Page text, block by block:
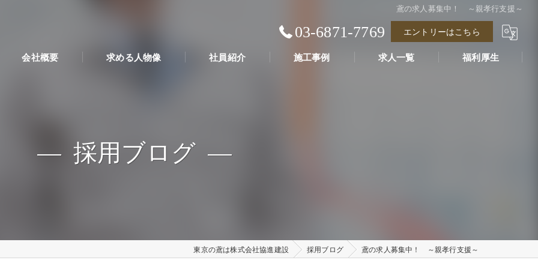
鳶の求人募集中！ ～親孝行支援～
03-6871-7769 エントリーはこちら
会社概要 求める人物像 社員紹介 施工事例 求人一覧 福利厚生
採用ブログ
東京の鳶は株式会社協進建設 採用ブログ 鳶の求人募集中！ ～親孝行支援～